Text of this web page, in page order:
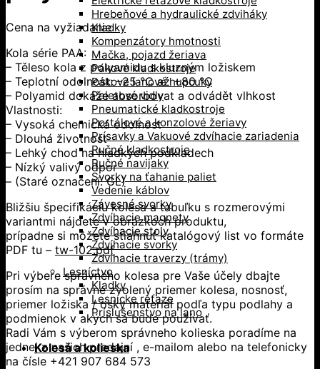
Hrebeňové a hydraulické zdviháky
Kladky
Kompenzátory hmotnosti
Mačka, pojazd žeriava
Pákové kladkostroje
Pákove lanové hupcuky
Paletové vidly
Pneumatické kladkostroje
Portálové a konzolové žeriavy
Prísavky a Vakuové zdvíhacie zariadenia
Ručné kladkostroje
Ručné navijaky
Svorky na ťahanie paliet
Vedenie káblov
Závesné svorky
Zdvíhacie magnety
Zdvíhacie stoly
Zdvíhacie svorky
Zdvíhacie traverzy (trámy)
Lesníctvo
Kladky
Lesnícke reťaze
Príslušenstvo na lano
Kolesá a kolieska
Cena na vyžiadanie
Kola série PAA:
– Těleso kola z polyamidu s kluzným ložiskem
– Teplotní odolnost: –25 °C až +80 °C
– Polyamid dokáže absorbovat a odvádět vlhkost
Vlastnosti:
– Vysoká chemická odolnost
– Dlouhá životnost
– Lehký chod na hladkých podkladech
– Nízký valivý odpor
– (Staré označení: GL)
Bližšiu špecifikáciu kolesa a tabuľku s rozmerovými
variantmi nájdete v obrázkoch produktu,
prípadne si môžete stiahnuť katalógový list vo formáte
PDF tu – tw-102.pdf
Pri výbere správneho kolesa pre Vaše účely dbajte
prosím na správne zvolený priemer kolesa, nosnosť,
priemer ložiska / osky materiál podľa typu podlahy a
podmienok v akých sa bude používať.
Radi Vám s výberom správneho kolieska poradíme na
jednej z našich predajní , e-mailom alebo na telefonicky
na čísle +421 907 684 573